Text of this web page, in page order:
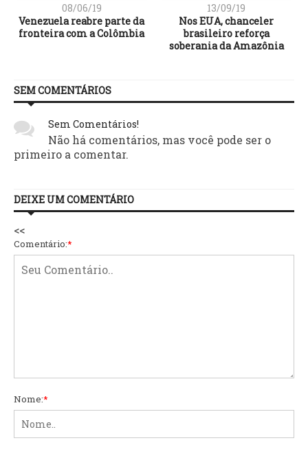
08/06/19
Venezuela reabre parte da
fronteira com a Colômbia
13/09/19
Nos EUA, chanceler
brasileiro reforça
soberania da Amazônia
SEM COMENTÁRIOS
Sem Comentários!
Não há comentários, mas você pode ser o
primeiro a comentar.
DEIXE UM COMENTÁRIO
<<
Comentário:*
Nome:*